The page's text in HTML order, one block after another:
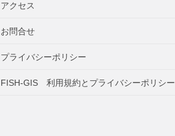
アクセス
お問合せ
プライバシーポリシー
FISH-GIS 利用規約とプライバシーポリシー